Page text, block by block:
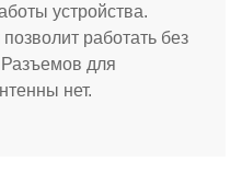
устройства.
работать без
для
нет.